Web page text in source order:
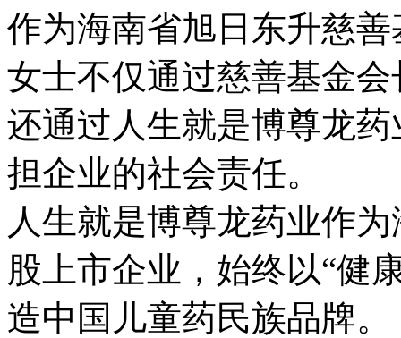
作为海南省旭日东升慈善
女士不仅通过慈善基金会
还通过人生就是博尊龙药
担企业的社会责任。
人生就是博尊龙药业作
股上市企业，始终以“健
造中国儿童药民族品牌。